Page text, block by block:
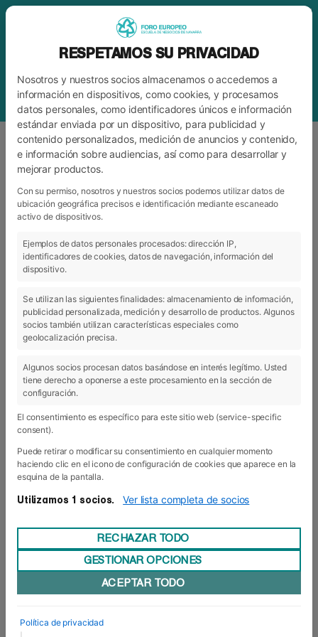
ETIQUETATALLERES EZQUERRA
SEAMERS
ARCHIVO CATEGORÍAS
06 Feb 2018
Una sempresa para repetir
de Empresa (conocida popularmente como
RESPETAMOS SU PRIVACIDAD
Nosotros y nuestros socios almacenamos o accedemos a
información en dispositivos, como cookies, y procesamos
datos personales, como identificadores únicos e información
estándar enviada por un dispositivo, para publicidad y
contenido personalizados, medición de anuncios y contenido,
e información sobre audiencias, así como para desarrollar y
mejorar productos.
Con su permiso, nosotros y nuestros socios podemos utilizar datos de
ubicación geográfica precisos e identificación mediante escaneado
activo de dispositivos.
Ejemplos de datos personales procesados: dirección IP,
identificadores de cookies, datos de navegación, información del
dispositivo.
Se utilizan las siguientes finalidades: almacenamiento de información,
publicidad personalizada, medición y desarrollo de productos. Algunos
socios también utilizan características especiales como
geolocalización precisa.
Algunos socios procesan datos basándose en interés legítimo. Usted
tiene derecho a oponerse a este procesamiento en la sección de
configuración.
El consentimiento es específico para este sitio web (service-specific
consent).
Puede retirar o modificar su consentimiento en cualquier momento
haciendo clic en el icono de configuración de cookies que aparece en la
esquina de la pantalla.
Utilizamos 1 socios. Ver lista completa de socios
RECHAZAR TODO
GESTIONAR OPCIONES
ACEPTAR TODO
Política de privacidad